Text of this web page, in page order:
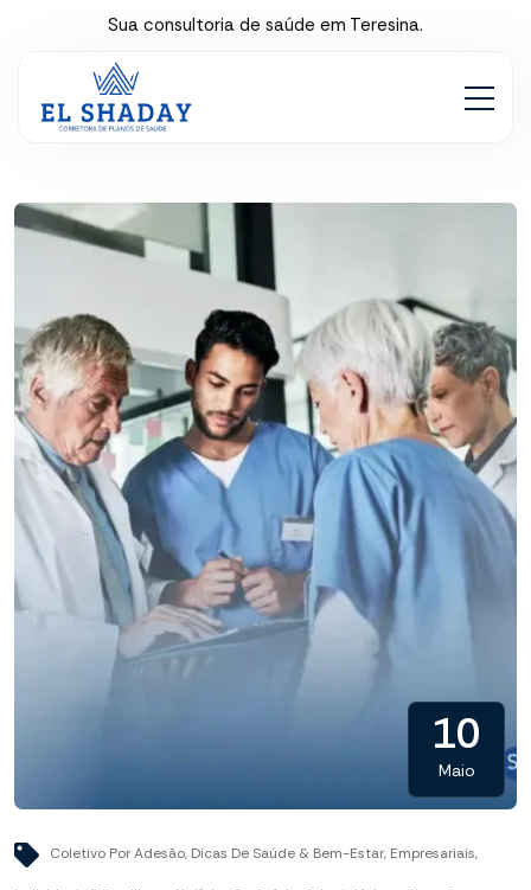
Sua consultoria de saúde em Teresina.
10
Maio
Coletivo Por Adesão, Dicas De Saúde & Bem-Estar, Empresariais,